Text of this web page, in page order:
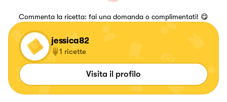
Commenta la ricetta: fai una domanda o complimentati! 😋
jessica82
1 ricette
Visita il profilo